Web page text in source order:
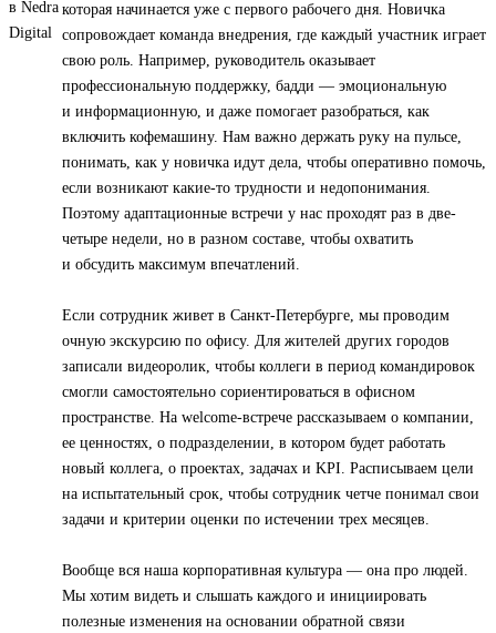
которая начинается уже с первого рабочего дня. Новичка
сопровождает команда внедрения, где каждый участник играет
свою роль. Например, руководитель оказывает
профессиональную поддержку, бадди — эмоциональную
и информационную, и даже помогает разобраться, как
включить кофемашину. Нам важно держать руку на пульсе,
понимать, как у новичка идут дела, чтобы оперативно помочь,
если возникают какие-то трудности и недопонимания.
Поэтому адаптационные встречи у нас проходят раз в две-
четыре недели, но в разном составе, чтобы охватить
и обсудить максимум впечатлений.
Если сотрудник живет в Санкт-Петербурге, мы проводим
очную экскурсию по офису. Для жителей других городов
записали видеоролик, чтобы коллеги в период командировок
смогли самостоятельно сориентироваться в офисном
пространстве. На welcome-встрече рассказываем о компании,
ее ценностях, о подразделении, в котором будет работать
новый коллега, о проектах, задачах и KPI. Расписываем цели
на испытательный срок, чтобы сотрудник четче понимал свои
задачи и критерии оценки по истечении трех месяцев.
Вообще вся наша корпоративная культура — она про людей.
Мы хотим видеть и слышать каждого и инициировать
полезные изменения на основании обратной связи